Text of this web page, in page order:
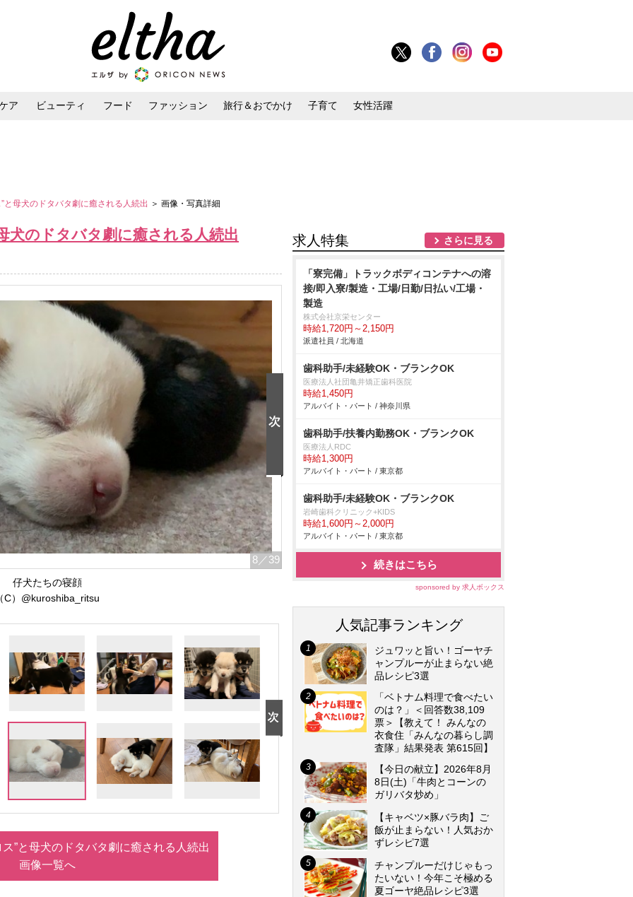
ア ビューティ フード ファッション 旅行＆おでかけ 子育て 女性活躍
と母犬のドタバタ劇に癒される人続出 ＞ 画像・写真詳細
犬のドタバタ劇に癒される人続出
8 ／39
仔犬たちの寝顔
C）@kuroshiba_ritsu
”と母犬のドタバタ劇に癒される人続出
画像一覧へ
求人特集 さらに見る
「寮完備」トラックボディコンテナへの溶
接/即入寮/製造・工場/日勤/日払い/工場・
製造
株式会社京栄センター
時給1,720円～2,150円
派遣社員 / 北海道
歯科助手/未経験OK・ブランクOK
医療法人社団亀井矯正歯科医院
時給1,450円
アルバイト・パート / 神奈川県
歯科助手/扶養内勤務OK・ブランクOK
医療法人RDC
時給1,300円
アルバイト・パート / 東京都
歯科助手/未経験OK・ブランクOK
崎歯科クリニック+KIDS
時給1,600円～2,000円
アルバイト・パート / 東京都
続きはこちら
sponsored by 求人ボックス
人気記事ランキング
ジュワッと旨い！ゴーヤチ
ャンプルーが止まらない絶
品レシピ3選
「ベトナム料理で食べたい
のは？」＜回答数38,109
票＞【教えて！ みんなの
衣食住「みんなの暮らし調
査隊」結果発表 第615回】
【今日の献立】2026年8月
8日(土)「牛肉とコーンの
ガリバタ炒め」
【キャベツ×豚バラ肉】ご
飯が止まらない！人気おか
ずレシピ7選
チャンプルーだけじゃもっ
たいない！今年こそ極める
夏ゴーヤ絶品レシピ3選